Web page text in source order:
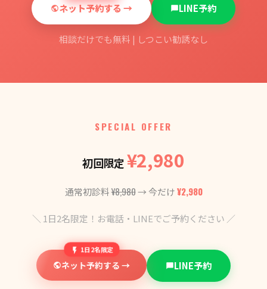
ネット予約する → LINE予約
相談だけでも無料 | しつこい勧誘なし
SPECIAL OFFER
初回限定¥2,980
通常初診料¥8,980→ 今だけ¥2,980
＼ 1日2名限定！お電話・LINEでご予約ください ／
1日2名限定
ネット予約する → LINE予約